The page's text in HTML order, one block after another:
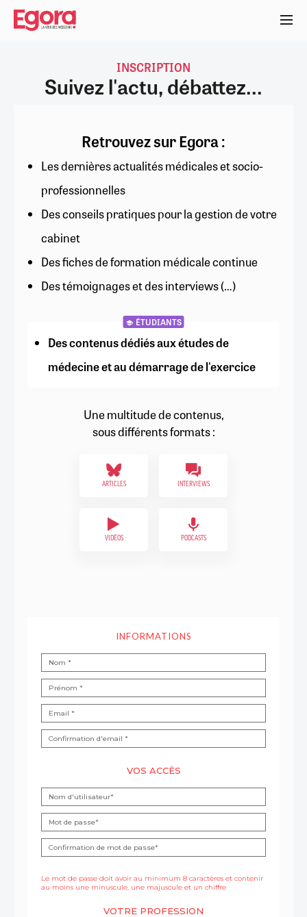
Aller
contenu
INSCRIPTION
Suivez l'actu, débattez...
Retrouvez sur Egora :
Les dernières actualités médicales et socio-
professionnelles
Des conseils pratiques pour la gestion de votre
cabinet
Des fiches de formation médicale continue
Des témoignages et des interviews (…)
ÉTUDIANTS
Des contenus dédiés aux études de
médecine et au démarrage de l'exercice
Une multitude de contenus,
sous différents formats :
ARTICLES INTERVIEWS
VIDÉOS PODCASTS